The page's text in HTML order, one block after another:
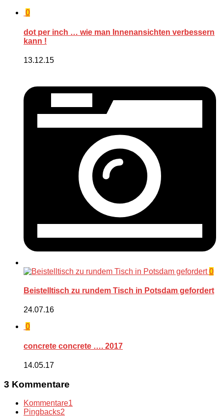
0
dot per inch … wie man Innenansichten verbessern
kann !
13.12.15
0
Beistelltisch zu rundem Tisch in Potsdam gefordert
24.07.16
0
concrete concrete …. 2017
14.05.17
3 Kommentare
Kommentare1
Pingbacks2